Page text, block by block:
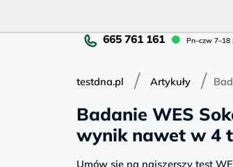
Pn–czw 7–18
testdna.pl / Artykuły /
Badanie WES
wynik nawet w 4
Umów się na najszerszy test